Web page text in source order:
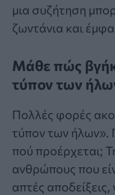
μια συζήτηση
ζωντάνια και
Μάθε πώς
τύπον των
Πολλές φορές
τύπον των ήλων».
πού προέρχεται;
ανθρώπους που
απτές αποδείξεις,